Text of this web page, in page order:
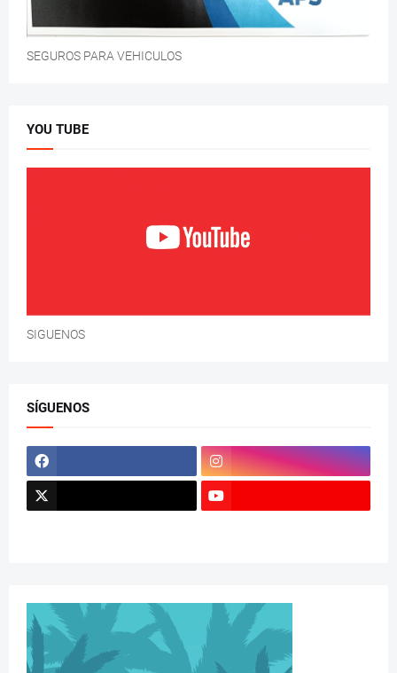
SEGUROS PARA VEHICULOS
YOU TUBE
SIGUENOS
SÍGUENOS